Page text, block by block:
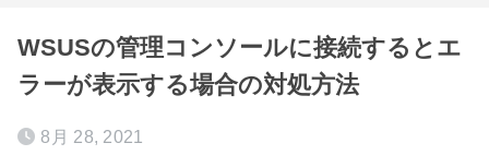
WSUSの管理コンソールに接続するとエ
ラーが表示する場合の対処方法
8月 28, 2021